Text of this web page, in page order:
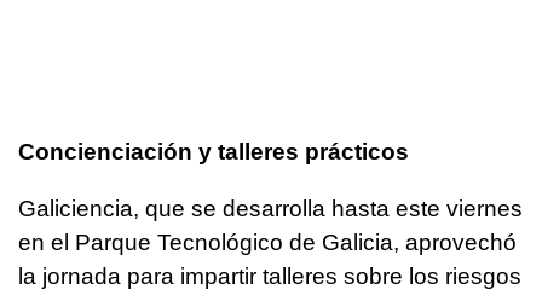
Concienciación y talleres prácticos
Galiciencia, que se desarrolla hasta este viernes
en el Parque Tecnológico de Galicia, aprovechó
la jornada para impartir talleres sobre los riesgos